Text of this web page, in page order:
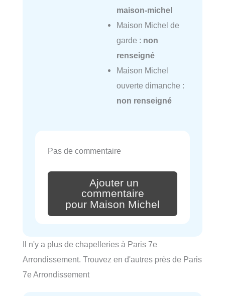
maison-michel
Maison Michel de
garde : non
renseigné
Maison Michel
ouverte dimanche :
non renseigné
Pas de commentaire
Ajouter un
commentaire
pour Maison Michel
Il n'y a plus de chapelleries à Paris 7e
Arrondissement. Trouvez en d'autres près de Paris
7e Arrondissement